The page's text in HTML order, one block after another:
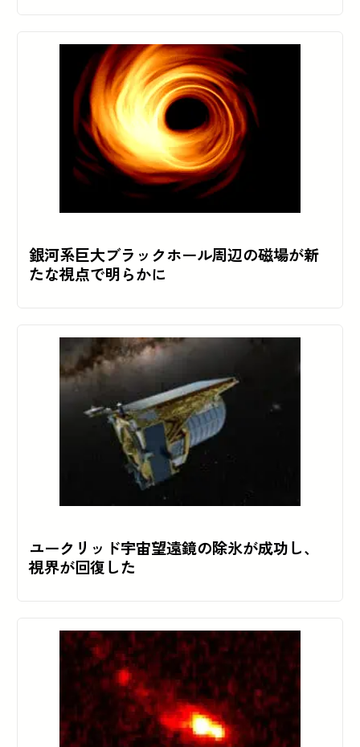
銀河系巨大ブラックホール周辺の磁場が新
たな視点で明らかに
ユークリッド宇宙望遠鏡の除氷が成功し、
視界が回復した